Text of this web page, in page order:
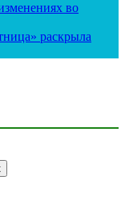
во
раскрыла